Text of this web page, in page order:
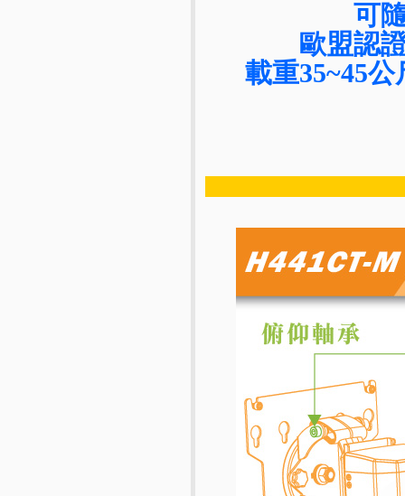
可
歐盟認
載重35~45